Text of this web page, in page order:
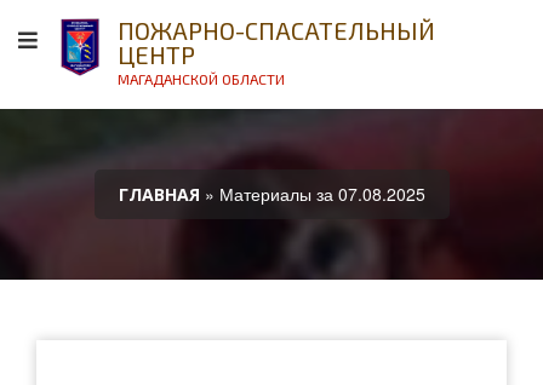
ПОЖАРНО-СПАСАТЕЛЬНЫЙ
ЦЕНТР
МАГАДАНСКОЙ ОБЛАСТИ
ГЛАВНАЯ » Материалы за 07.08.2025